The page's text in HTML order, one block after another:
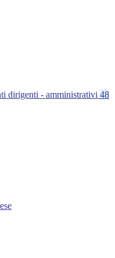
dirigenti - amministrativi 48